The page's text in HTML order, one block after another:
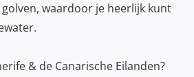
waardoor je heerlijk kunt
& de Canarische Eilanden?